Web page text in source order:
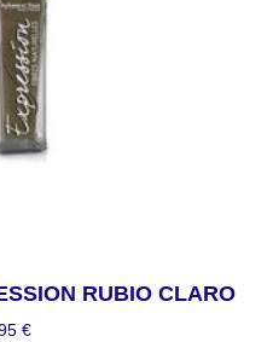
RUBIO CLARO
€